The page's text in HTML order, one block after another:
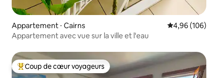
Appartement ⋅ Cairns Évaluation
4,96 (106)
Appartement avec vue sur la ville et l'eau
Coups de cœur voyageurs les plus appréciés
Coup de cœur voyageurs